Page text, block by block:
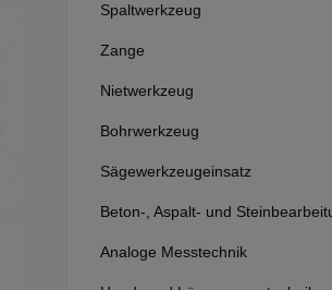
Spaltwerkzeug
Zange
Nietwerkzeug
Bohrwerkzeug
Sägewerkzeugeinsatz
Beton-, Aspalt- und
Analoge Messtechnik